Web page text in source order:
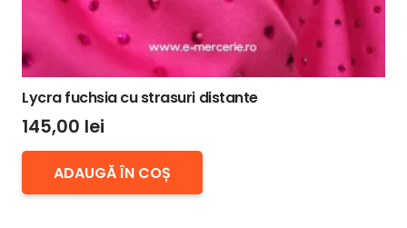
Lycra fuchsia cu strasuri distante
145,00 lei
ADAUGĂ ÎN COȘ